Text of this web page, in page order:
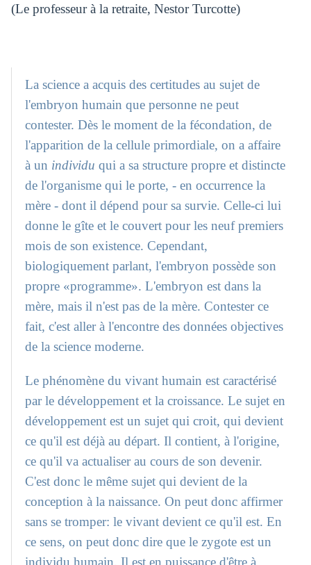
(Le professeur à la retraite, Nestor Turcotte)
La science a acquis des certitudes au sujet de
l'embryon humain que personne ne peut
contester. Dès le moment de la fécondation, de
l'apparition de la cellule primordiale, on a affaire
à un individu qui a sa structure propre et distincte
de l'organisme qui le porte, - en occurrence la
mère - dont il dépend pour sa survie. Celle-ci lui
donne le gîte et le couvert pour les neuf premiers
mois de son existence. Cependant,
biologiquement parlant, l'embryon possède son
propre «programme». L'embryon est dans la
mère, mais il n'est pas de la mère. Contester ce
fait, c'est aller à l'encontre des données objectives
de la science moderne.
Le phénomène du vivant humain est caractérisé
par le développement et la croissance. Le sujet en
développement est un sujet qui croit, qui devient
ce qu'il est déjà au départ. Il contient, à l'origine,
ce qu'il va actualiser au cours de son devenir.
C'est donc le même sujet qui devient de la
conception à la naissance. On peut donc affirmer
sans se tromper: le vivant devient ce qu'il est. En
ce sens, on peut donc dire que le zygote est un